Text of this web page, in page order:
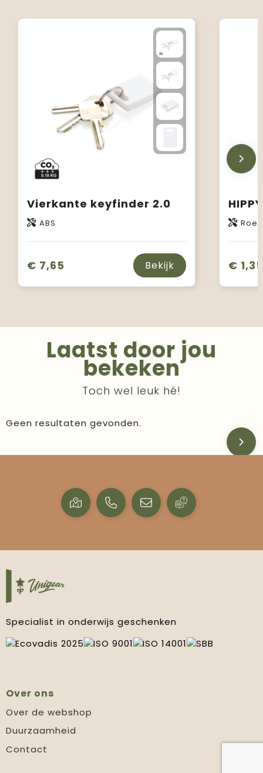
Vierkante keyfinder 2.0
ABS
€ 7,65 Bekijk € 1,35
Laatst door jou
bekeken
Toch wel leuk hé!
Geen resultaten gevonden.
Specialist in onderwijs geschenken
Over ons
Over de webshop
Duurzaamheid
Contact